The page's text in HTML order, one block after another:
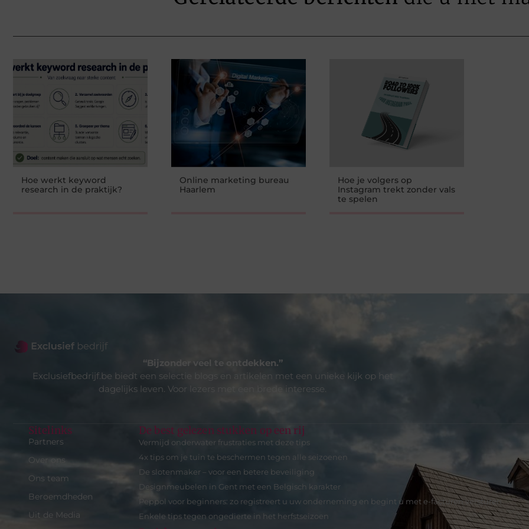
Hoe werkt keyword
research in de praktijk?
Online marketing bureau
Haarlem
Hoe je volgers op
Instagram trekt zonder vals
te spelen
“Bijzonder veel te ontdekken.”
Exclusiefbedrijf.be biedt een selectie blogs en artikelen met een unieke kijk op het
dagelijks leven. Voor lezers met een brede interesse.
Sitelinks
Partners
Over ons
Ons team
Beroemdheden
Uit de Media
De best gelezen stukken op een rij
Vermijd onderwater frustraties met deze tips
4x tips om je tuin te beschermen tegen alle seizoenen
De slotenmaker – voor een betere beveiliging
Designmeubelen in Gent met een Belgisch karakter
Peppol voor beginners: zo registreert u uw onderneming en begint u met e-facturen versturen
Enkele tips tegen ongedierte in het herfstseizoen